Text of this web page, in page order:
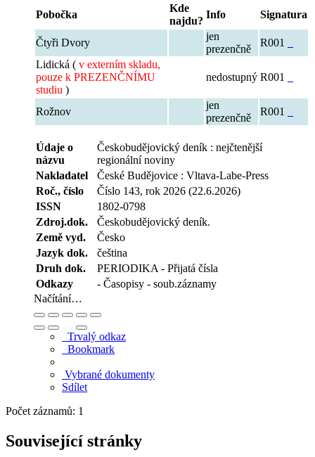
Pobočka
Kde
najdu?
Info Signatura
Čtyři Dvory
jen
prezenčně
R001
Lidická ( v externím skladu,
pouze k PREZENČNÍMU
studiu )
nedostupný R001
Rožnov
jen
prezenčně
R001
Údaje o
názvu
Českobudějovický deník : nejčtenější
regionální noviny
Nakladatel
České Budějovice : Vltava-Labe-Press
Roč., číslo
Číslo 143, rok 2026 (22.6.2026)
ISSN
1802-0798
Zdroj.dok.
Českobudějovický deník.
Země vyd.
Česko
Jazyk dok.
čeština
Druh dok.
PERIODIKA - Přijatá čísla
Odkazy
- Časopisy - soub.záznamy
Načítání…
Trvalý odkaz
Bookmark
Vybrané dokumenty
Sdílet
Počet záznamů: 1
Související stránky